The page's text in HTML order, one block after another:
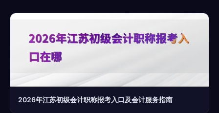
2026年江苏初级会计职称报考入口及会计服务指南